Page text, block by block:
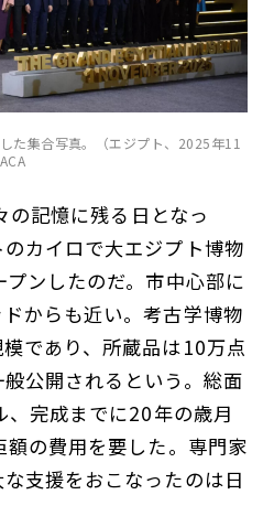
た集合写真。（エジプト、2025年11
記憶に残る日となっ
カイロで大エジプト博物
ンしたのだ。市中心部に
からも近い。考古学博物
であり、所蔵品は10万点
公開されるという。総面
完成までに20年の歳月
額の費用を要した。専門家
支援をおこなったのは日